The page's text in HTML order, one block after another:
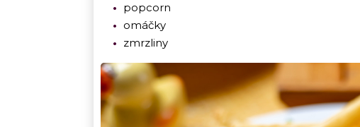
popcorn
omáčky
zmrzliny